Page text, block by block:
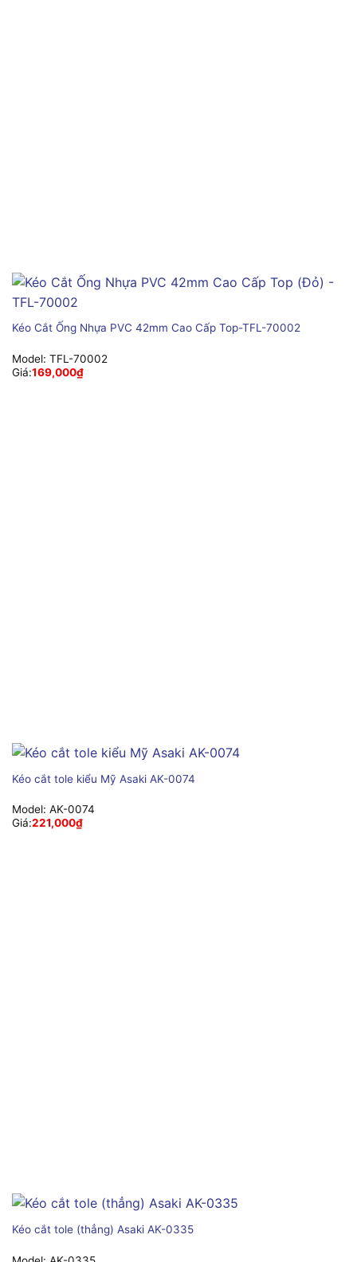
Kéo Cắt Ống Nhựa PVC 42mm Cao Cấp Top-TFL-70002
Model: TFL-70002
Giá:169,000₫
Kéo cắt tole kiểu Mỹ Asaki AK-0074
Model: AK-0074
Giá:221,000₫
Kéo cắt tole (thẳng) Asaki AK-0335